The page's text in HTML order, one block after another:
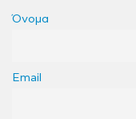
Όνομα
Email